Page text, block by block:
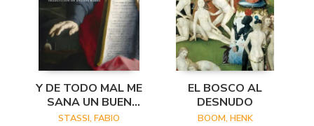
Y DE TODO MAL ME
SANA UN BUEN
VERSO
STASSI, FABIO
EL BOSCO AL
DESNUDO
BOOM, HENK